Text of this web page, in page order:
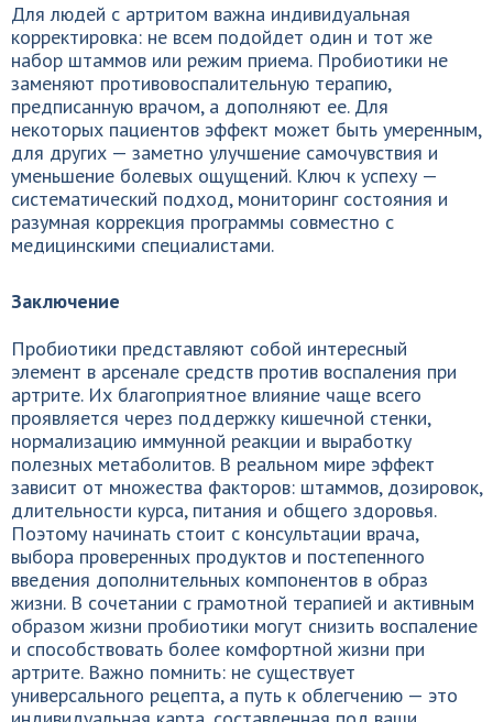
Для людей с артритом важна индивидуальная
корректировка: не всем подойдет один и тот же
набор штаммов или режим приема. Пробиотики не
заменяют противовоспалительную терапию,
предписанную врачом, а дополняют ее. Для
некоторых пациентов эффект может быть умеренным,
для других — заметно улучшение самочувствия и
уменьшение болевых ощущений. Ключ к успеху —
систематический подход, мониторинг состояния и
разумная коррекция программы совместно с
медицинскими специалистами.
Заключение
Пробиотики представляют собой интересный
элемент в арсенале средств против воспаления при
артрите. Их благоприятное влияние чаще всего
проявляется через поддержку кишечной стенки,
нормализацию иммунной реакции и выработку
полезных метаболитов. В реальном мире эффект
зависит от множества факторов: штаммов, дозировок,
длительности курса, питания и общего здоровья.
Поэтому начинать стоит с консультации врача,
выбора проверенных продуктов и постепенного
введения дополнительных компонентов в образ
жизни. В сочетании с грамотной терапией и активным
образом жизни пробиотики могут снизить воспаление
и способствовать более комфортной жизни при
артрите. Важно помнить: не существует
универсального рецепта, а путь к облегчению — это